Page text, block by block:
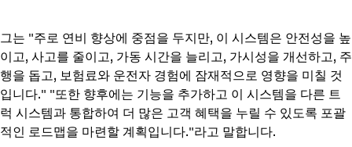
그는 "주로 연비 향상에 중점을 두지만, 이 시스템은 안전성을 높
이고, 사고를 줄이고, 가동 시간을 늘리고, 가시성을 개선하고, 주
행을 돕고, 보험료와 운전자 경험에 잠재적으로 영향을 미칠 것
입니다." "또한 향후에는 기능을 추가하고 이 시스템을 다른 트
럭 시스템과 통합하여 더 많은 고객 혜택을 누릴 수 있도록 포괄
적인 로드맵을 마련할 계획입니다."라고 말합니다.